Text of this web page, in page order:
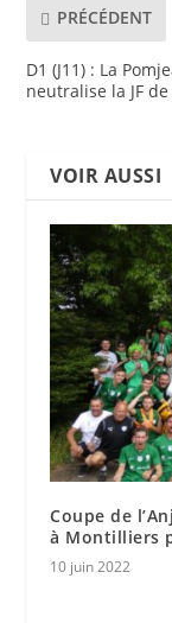
PRÉCÉDENT
D1 (J11) : La
neutralise la JF
VOIR AUSSI
Coupe de
à Montilliers
10 juin 2022